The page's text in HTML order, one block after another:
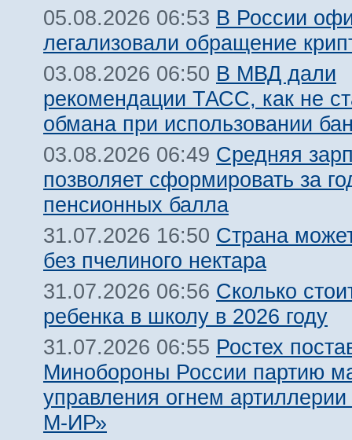
05.08.2026 06:53 В России
легализовали обращение
03.08.2026 06:50 В МВД дали
рекомендации ТАСС, как не
обмана при использовании
03.08.2026 06:49 Средняя
позволяет сформировать за
пенсионных балла
31.07.2026 16:50 Страна
без пчелиного нектара
31.07.2026 06:56 Сколько
ребенка в школу в 2026 году
31.07.2026 06:55 Ростех
Минобороны России партию
управления огнем
М-ИР»